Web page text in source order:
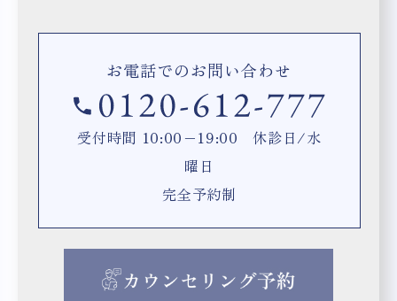
お電話でのお問い合わせ
受付時間 10:00−19:00 休診日/水
曜日
完全予約制